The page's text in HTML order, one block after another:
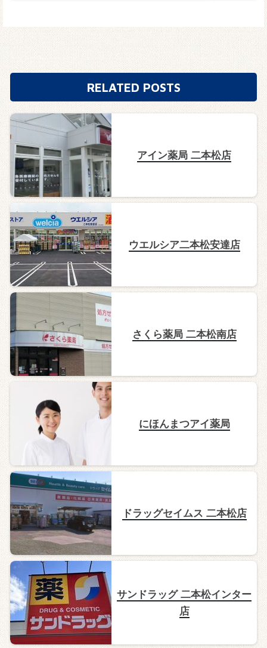
RELATED POSTS
アイン薬局 二本松店
ウエルシア二本松安達店
さくら薬局 二本松南店
にほんまつアイ薬局
ドラッグセイムス 二本松店
サンドラッグ 二本松インター
店